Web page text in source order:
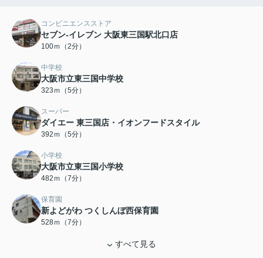
コンビニエンスストア
セブン‐イレブン 大阪東三国駅北口店
100ｍ（2分）
中学校
大阪市立東三国中学校
323ｍ（5分）
スーパー
ダイエー 東三国店・イオンフードスタイル
392ｍ（5分）
小学校
大阪市立東三国小学校
482ｍ（7分）
保育園
新よどがわ つくしんぼ西保育園
528ｍ（7分）
すべて見る